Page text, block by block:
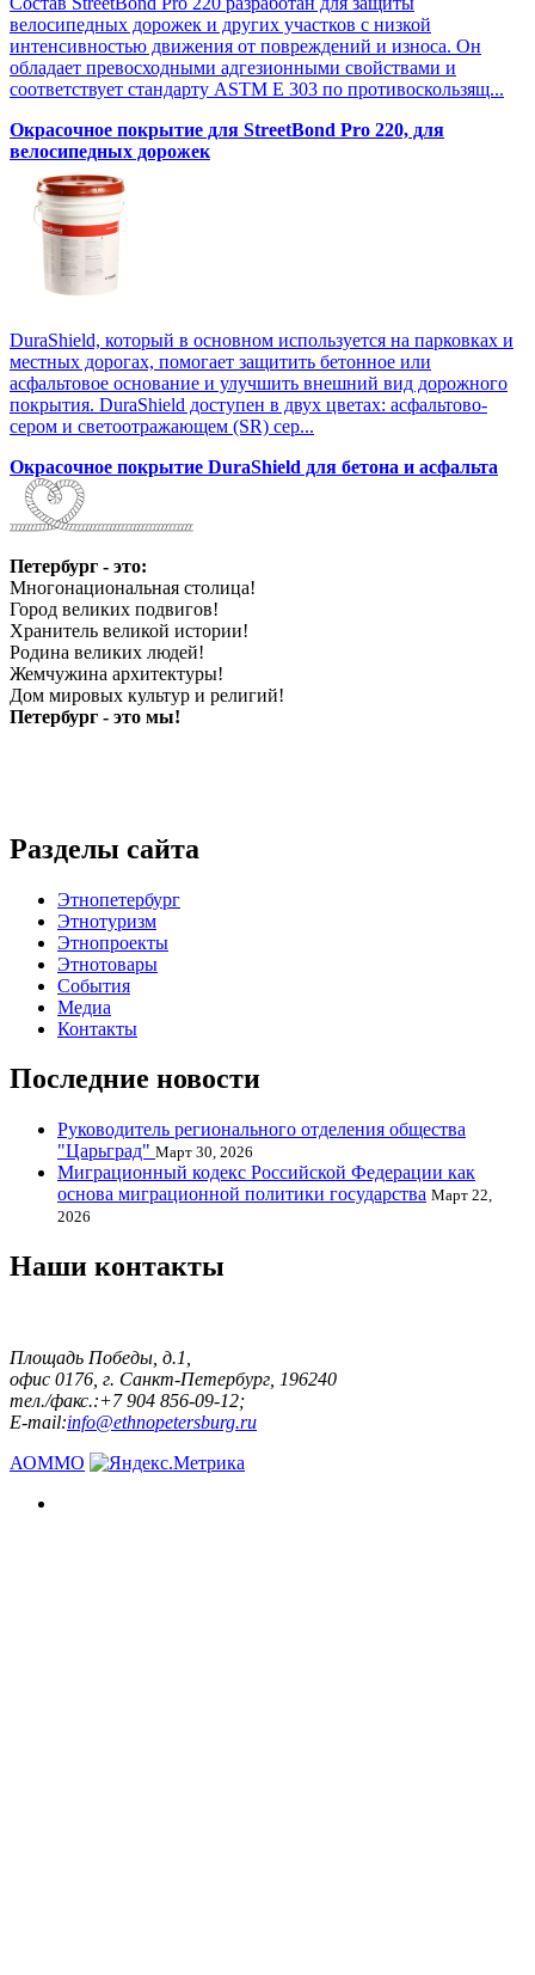
велосипедных дорожек и других участков с низкой
интенсивностью движения от повреждений и износа. Он
обладает превосходными адгезионными свойствами и
соответствует стандарту ASTM E 303 по противоскользящ...
Окрасочное покрытие для StreetBond Pro 220, для
велосипедных дорожек
DuraShield, который в основном используется на парковках и
местных дорогах, помогает защитить бетонное или
асфальтовое основание и улучшить внешний вид дорожного
покрытия. DuraShield доступен в двух цветах: асфальтово-
сером и светоотражающем (SR) сер...
Окрасочное покрытие DuraShield для бетона и асфальта
Петербург - это:
Многонациональная столица!
Город великих подвигов!
Хранитель великой истории!
Родина великих людей!
Жемчужина архитектуры!
Дом мировых культур и религий!
Петербург - это мы!
Разделы сайта
Этнопетербург
Этнотуризм
Этнопроекты
Этнотовары
События
Медиа
Контакты
Последние новости
Руководитель регионального отделения общества
"Царьград" Март 30, 2026
Миграционный кодекс Российской Федерации как
основа миграционной политики государства Март 22,
2026
Наши контакты
Площадь Победы, д.1,
офис 0176, г. Санкт-Петербург, 196240
тел./факс.:+7 904 856-09-12;
E-mail:info@ethnopetersburg.ru
АОММО